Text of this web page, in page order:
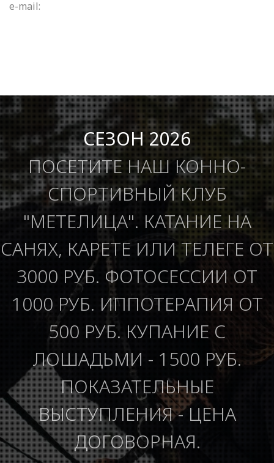
e-mail:
СЕЗОН 2026
ПОСЕТИТЕ НАШ КОННО-
СПОРТИВНЫЙ КЛУБ
"МЕТЕЛИЦА". КАТАНИЕ НА
САНЯХ, КАРЕТЕ ИЛИ ТЕЛЕГЕ ОТ
3000 РУБ. ФОТОСЕССИИ ОТ
1000 РУБ. ИППОТЕРАПИЯ ОТ
500 РУБ. КУПАНИЕ С
ЛОШАДЬМИ - 1500 РУБ.
ПОКАЗАТЕЛЬНЫЕ
ВЫСТУПЛЕНИЯ - ЦЕНА
ДОГОВОРНАЯ.